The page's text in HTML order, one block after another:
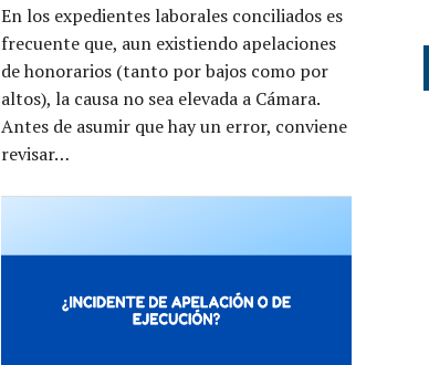
En los expedientes laborales conciliados es
frecuente que, aun existiendo apelaciones
de honorarios (tanto por bajos como por
altos), la causa no sea elevada a Cámara.
Antes de asumir que hay un error, conviene
revisar…